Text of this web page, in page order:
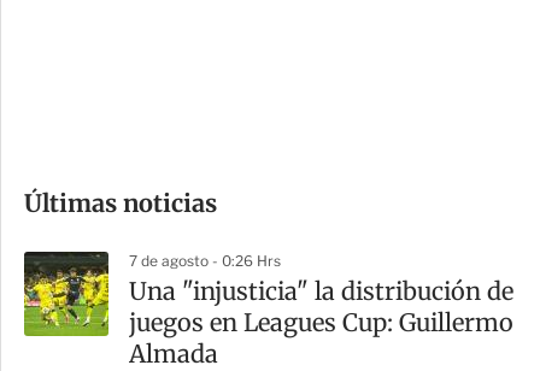
m
a
r
t
Últimas noticias
7 de agosto - 0:26 Hrs
Una "injusticia" la distribución de
juegos en Leagues Cup: Guillermo
Almada